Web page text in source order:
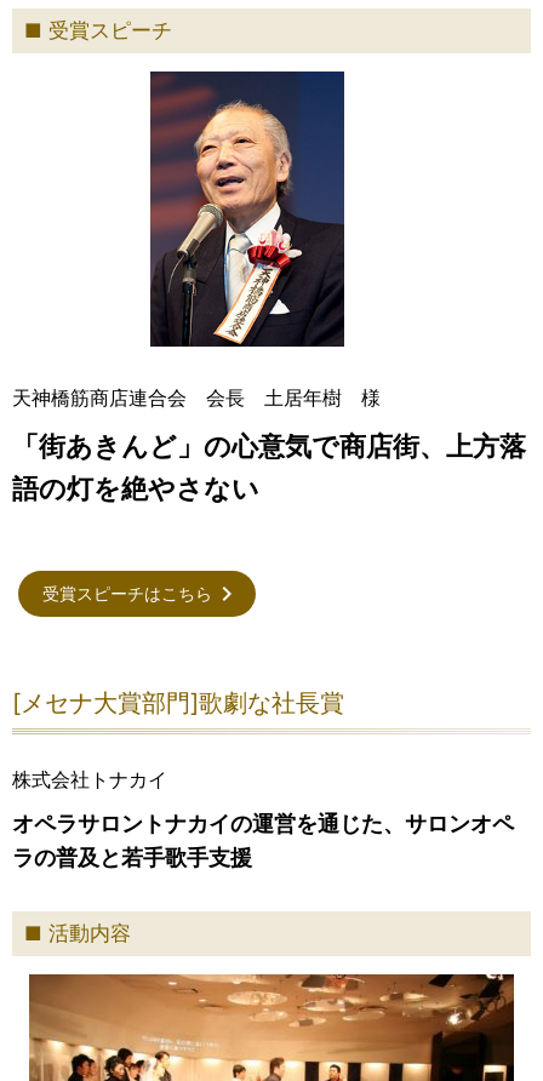
受賞スピーチ
天神橋筋商店連合会 会長 土居年樹 様
「街あきんど」の心意気で商店街、上方落
語の灯を絶やさない
受賞スピーチはこちら
[メセナ大賞部門]歌劇な社長賞
株式会社トナカイ
オペラサロントナカイの運営を通じた、サロンオペ
ラの普及と若手歌手支援
活動内容